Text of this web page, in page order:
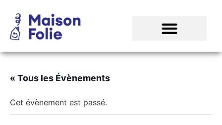
« Tous les Évènements
Cet évènement est passé.